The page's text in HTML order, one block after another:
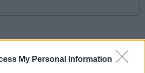
My Personal Information